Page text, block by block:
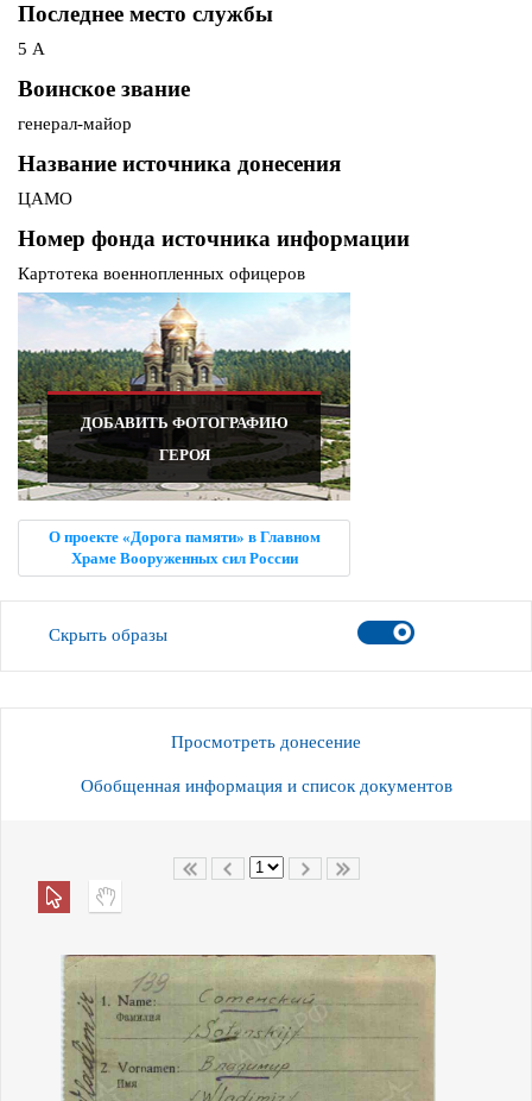
Последнее место службы
5 А
Воинское звание
генерал-майор
Название источника донесения
ЦАМО
Номер фонда источника информации
Картотека военнопленных офицеров
ДОБАВИТЬ ФОТОГРАФИЮ
ГЕРОЯ
О проекте «Дорога памяти» в Главном
Храме Вооруженных сил России
Скрыть образы
Просмотреть донесение
Обобщенная информация и список документов